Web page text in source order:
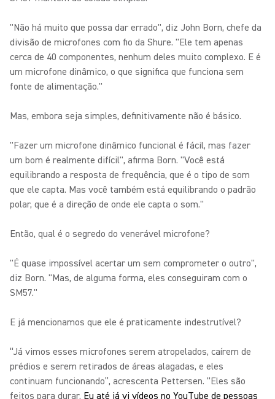
"Não há muito que possa dar errado", diz John Born, chefe da
divisão de microfones com fio da Shure. "Ele tem apenas
cerca de 40 componentes, nenhum deles muito complexo. E é
um microfone dinâmico, o que significa que funciona sem
fonte de alimentação."
Mas, embora seja simples, definitivamente não é básico.
"Fazer um microfone dinâmico funcional é fácil, mas fazer
um bom é realmente difícil", afirma Born. "Você está
equilibrando a resposta de frequência, que é o tipo de som
que ele capta. Mas você também está equilibrando o padrão
polar, que é a direção de onde ele capta o som."
Então, qual é o segredo do venerável microfone?
"É quase impossível acertar um sem comprometer o outro",
diz Born. "Mas, de alguma forma, eles conseguiram com o
SM57."
E já mencionamos que ele é praticamente indestrutível?
“Já vimos esses microfones serem atropelados, caírem de
prédios e serem retirados de áreas alagadas, e eles
continuam funcionando”, acrescenta Pettersen. “Eles são
feitos para durar. Eu até já vi vídeos no YouTube de pessoas